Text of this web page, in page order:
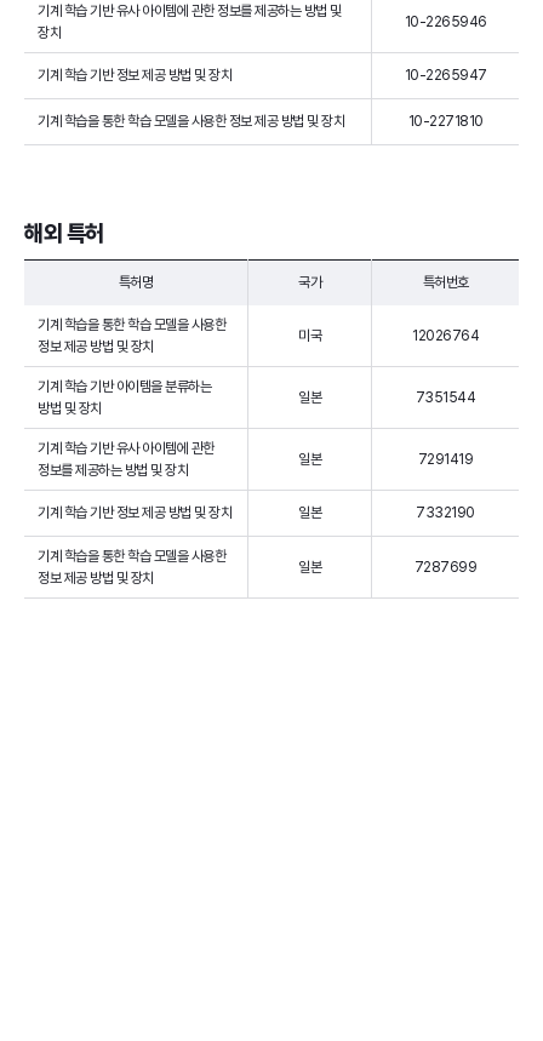
기계 학습 기반 유사 아이템에 관한 정보를 제공하는 방법 및
장치
10-2265946
기계 학습 기반 정보 제공 방법 및 장치 10-2265947
기계 학습을 통한 학습 모델을 사용한 정보 제공 방법 및 장치 10-2271810
해외 특허
특허명 국가 특허번호
기계 학습을 통한 학습 모델을 사용한
정보 제공 방법 및 장치
미국 12026764
기계 학습 기반 아이템을 분류하는
방법 및 장치
일본 7351544
기계 학습 기반 유사 아이템에 관한
정보를 제공하는 방법 및 장치
일본 7291419
기계 학습 기반 정보 제공 방법 및 장치 일본 7332190
기계 학습을 통한 학습 모델을 사용한
정보 제공 방법 및 장치
일본 7287699